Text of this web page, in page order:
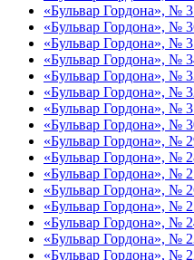
«Бульвар Гордона», №
«Бульвар Гордона», №
«Бульвар Гордона», №
«Бульвар Гордона», №
«Бульвар Гордона», №
«Бульвар Гордона», №
«Бульвар Гордона», №
«Бульвар Гордона», №
«Бульвар Гордона», №
«Бульвар Гордона», №
«Бульвар Гордона», №
«Бульвар Гордона», №
«Бульвар Гордона», №
«Бульвар Гордона», №
«Бульвар Гордона», №
«Бульвар Гордона», №